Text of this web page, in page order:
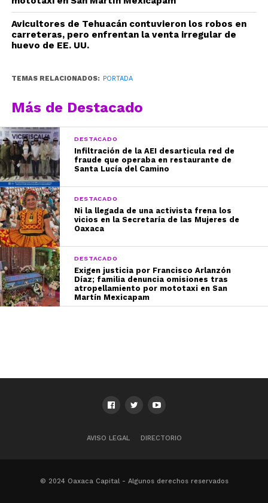
Avicultores de Tehuacán contuvieron los robos en
carreteras, pero enfrentan la venta irregular de
huevo de EE. UU.
TEMAS RELACIONADOS: PORTADA
Más de Destacado
DESTACADO
Infiltración de la AEI desarticula red de
fraude que operaba en restaurante de
Santa Lucía del Camino
DESTACADO
Ni la llegada de una activista frena los
vicios en la Secretaría de las Mujeres de
Oaxaca
DESTACADO
Exigen justicia por Francisco Arlanzón
Díaz; familia denuncia omisiones tras
atropellamiento por mototaxi en San
Martín Mexicapam
AVISO LEGAL DIRECTORIO
© 2024 Oaxaca Capital - Algunos derechos reservados